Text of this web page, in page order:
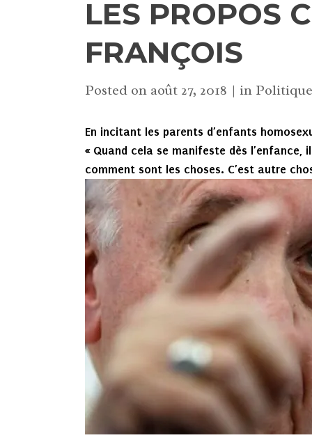
LES PROPOS
FRANÇOIS
Posted on août 27, 2018 in Politique
En incitant les parents d’enfants
« Quand cela se manifeste dès
comment sont les choses. C’est autre